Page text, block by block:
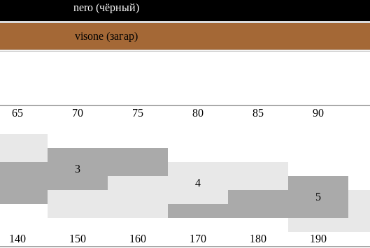
nero (чёрный)
visone (загар)
65 70 75 80 85 90
3
4
5
140 150 160 170 180 190